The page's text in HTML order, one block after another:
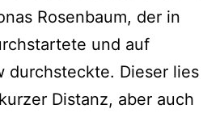
Rosenbaum, der in
und auf
durchsteckte. Dieser lies
Distanz, aber auch